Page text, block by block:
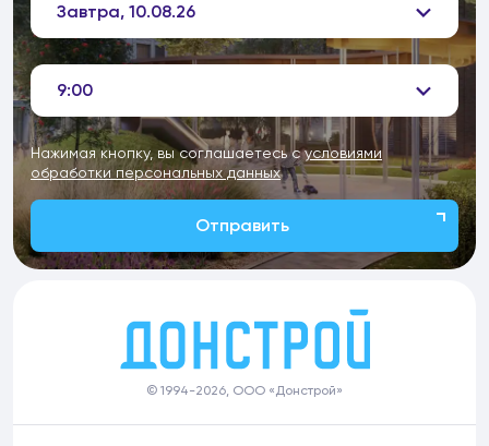
Завтра, 10.08.26
9:00
Нажимая кнопку, вы соглашаетесь сусловиями
обработки персональных данных
Отправить
© 1994-2026, ООО «Донстрой»